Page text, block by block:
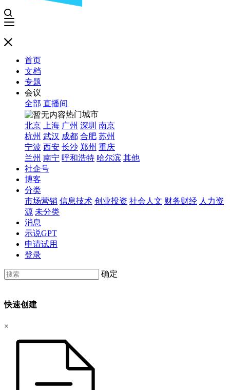
首页
文档
专题
会议
全部 直播间
热门城市
北京
上海 广州 深圳 南京
杭州 武汉 成都 合肥 苏州
宁波 西安 长沙 郑州 重庆
兰州 南宁 呼和浩特 哈尔滨 其他
社企号
博客
分类
市场营销 信息技术 创业投资 社会人文 财务财经 人力资
源 未分类
消息
示说GPT
申请试用
登录
确定
快速创建
×